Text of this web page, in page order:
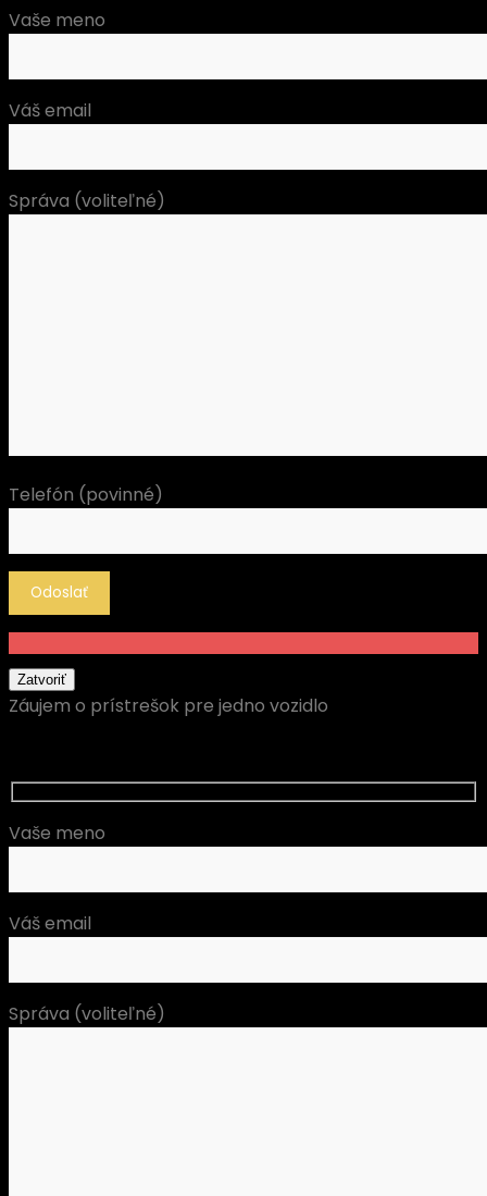
Vaše meno
Váš email
Správa (voliteľné)
Telefón (povinné)
Zatvoriť
Záujem o prístrešok pre jedno vozidlo
Vaše meno
Váš email
Správa (voliteľné)